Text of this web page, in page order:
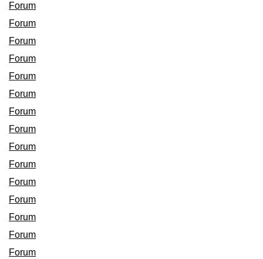
Forum
Forum
Forum
Forum
Forum
Forum
Forum
Forum
Forum
Forum
Forum
Forum
Forum
Forum
Forum